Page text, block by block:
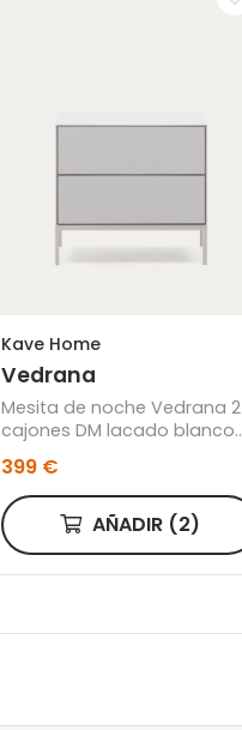
Kave Home
Vedrana
Mesita de noche Vedrana 2
cajones DM lacado blanco
399 €
AÑADIR (2)